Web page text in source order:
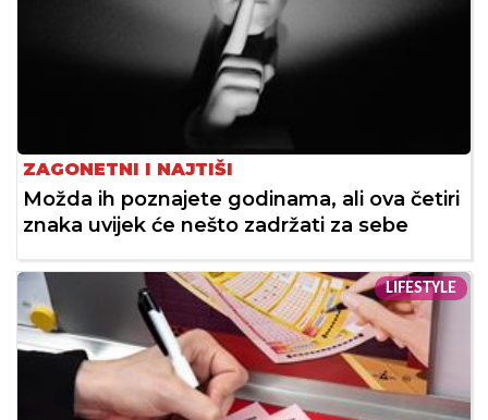
ZAGONETNI I NAJTIŠI
Možda ih poznajete godinama, ali ova četiri
znaka uvijek će nešto zadržati za sebe
LIFESTYLE